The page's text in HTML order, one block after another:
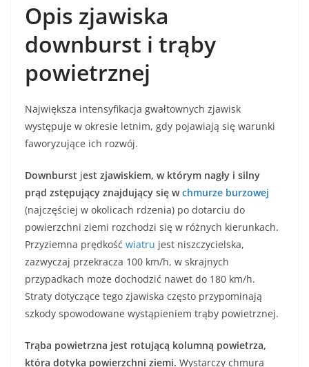
Opis zjawiska
downburst i trąby
powietrznej
Największa intensyfikacja gwałtownych zjawisk
występuje w okresie letnim, gdy pojawiają się warunki
faworyzujące ich rozwój.
Downburst jest zjawiskiem, w którym nagły i silny
prąd zstępujący znajdujący się wchmurze burzowej
(najczęściej w okolicach rdzenia) po dotarciu do
powierzchni ziemi rozchodzi się w różnych kierunkach.
Przyziemna prędkość wiatru jest niszczycielska,
zazwyczaj przekracza 100 km/h, w skrajnych
przypadkach może dochodzić nawet do 180 km/h.
Straty dotyczące tego zjawiska często przypominają
szkody spowodowane wystąpieniem trąby powietrznej.
Trąba powietrzna jest rotującą kolumną powietrza,
która dotyka powierzchni ziemi. Wystarczy chmura